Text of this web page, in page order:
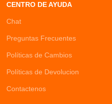
CENTRO DE AYUDA
Chat
Preguntas Frecuentes
Políticas de Cambios
Políticas de Devolucion
Contactenos